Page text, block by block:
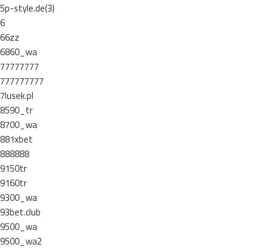
5p-style.de(3)
6
66zz
6860_wa
77777777
777777777
7lusek.pl
8590_tr
8700_wa
881xbet
888888
9150tr
9160tr
9300_wa
93bet.club
9500_wa
9500_wa2